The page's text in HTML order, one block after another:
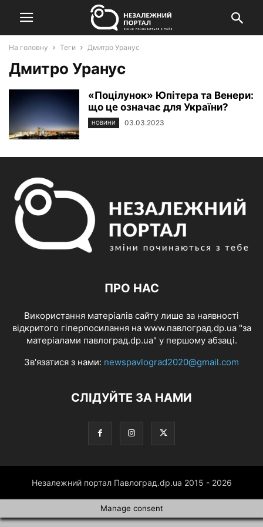
На головну Теги Дмитро Уранус
Дмитро Уранус
«Поцілунок» Юпітера та Венери:
що це означає для України?
НОВИНИ 03.03.2023
ПРО НАС
Використання матеріалів сайту лише за наявності
відкритого гіперпосилання на www.павлоград.dp.ua "за
матеріалами павлоград.dp.ua" у першому абзаці.
Зв'язатися з нами: newspavlograd2020@gmail.com
СЛІДУЙТЕ ЗА НАМИ
Незалежний портал Павлоград.dp.ua 2015 - 2026
Manage consent